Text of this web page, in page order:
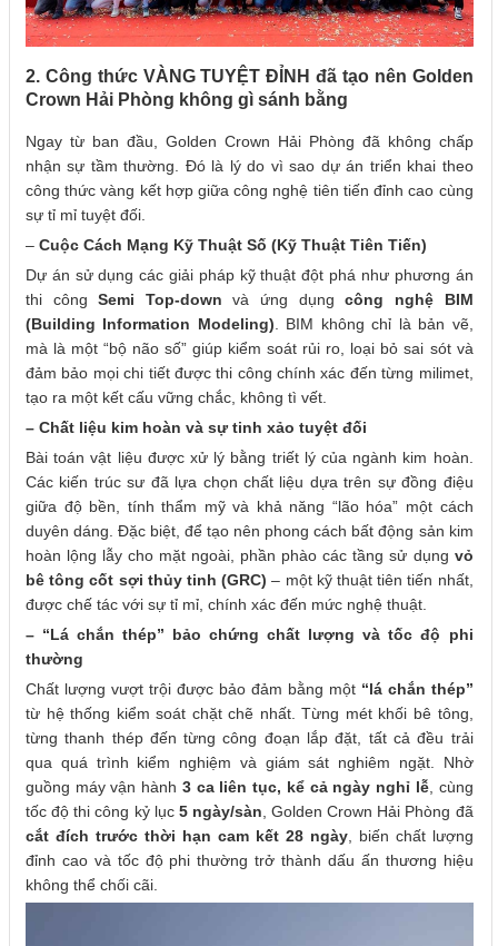
2. Công thức VÀNG TUYỆT ĐỈNH đã tạo nên Golden
Crown Hải Phòng không gì sánh bằng
Ngay từ ban đầu, Golden Crown Hải Phòng đã không chấp
nhận sự tầm thường. Đó là lý do vì sao dự án triển khai theo
công thức vàng kết hợp giữa công nghệ tiên tiến đỉnh cao cùng
sự tỉ mỉ tuyệt đối.
– Cuộc Cách Mạng Kỹ Thuật Số (Kỹ Thuật Tiên Tiến)
Dự án sử dụng các giải pháp kỹ thuật đột phá như phương án
thi côngSemi Top-down và ứng dụngcông nghệ BIM
(Building Information Modeling). BIM không chỉ là bản vẽ,
mà là một “bộ não số” giúp kiểm soát rủi ro, loại bỏ sai sót và
đảm bảo mọi chi tiết được thi công chính xác đến từng milimet,
tạo ra một kết cấu vững chắc, không tì vết.
– Chất liệu kim hoàn và sự tinh xảo tuyệt đối
Bài toán vật liệu được xử lý bằng triết lý của ngành kim hoàn.
Các kiến trúc sư đã lựa chọn chất liệu dựa trên sự đồng điệu
giữa độ bền, tính thẩm mỹ và khả năng “lão hóa” một cách
duyên dáng. Đặc biệt, để tạo nên phong cách bất động sản kim
hoàn lộng lẫy cho mặt ngoài, phần phào các tầng sử dụng vỏ
bê tông cốt sợi thủy tinh (GRC) – một kỹ thuật tiên tiến nhất,
được chế tác với sự tỉ mỉ, chính xác đến mức nghệ thuật.
– “Lá chắn thép” bảo chứng chất lượng và tốc độ phi
thường
Chất lượng vượt trội được bảo đảm bằng một “lá chắn thép”
từ hệ thống kiểm soát chặt chẽ nhất. Từng mét khối bê tông,
từng thanh thép đến từng công đoạn lắp đặt, tất cả đều trải
qua quá trình kiểm nghiệm và giám sát nghiêm ngặt. Nhờ
guồng máy vận hành 3 ca liên tục, kể cả ngày nghỉ lễ, cùng
tốc độ thi công kỷ lục 5 ngày/sàn, Golden Crown Hải Phòng đã
cắt đích trước thời hạn cam kết 28 ngày, biến chất lượng
đỉnh cao và tốc độ phi thường trở thành dấu ấn thương hiệu
không thể chối cãi.